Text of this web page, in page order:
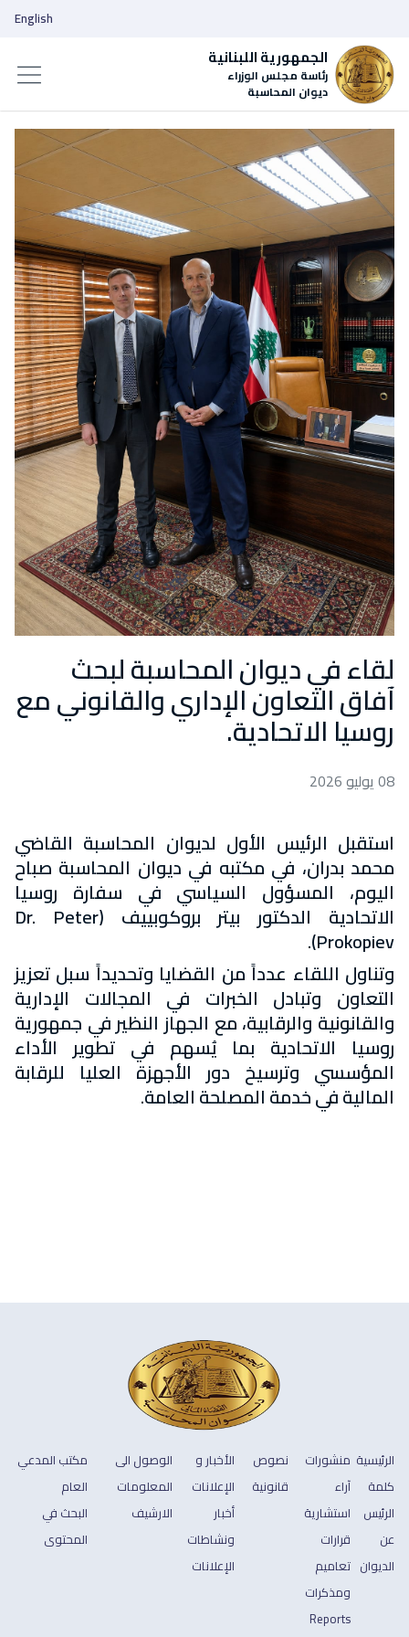
الجمهورية اللبنانية
رئاسة مجلس الوزراء
ديوان المحاسبة
English
لقاء في ديوان المحاسبة لبحث
آفاق التعاون الإداري والقانوني مع
روسيا الاتحادية.
08 يوليو 2026
استقبل الرئيس الأول لديوان المحاسبة القاضي
محمد بدران، في مكتبه في ديوان المحاسبة صباح
اليوم، المسؤول السياسي في سفارة روسيا
الاتحادية الدكتور بيتر بروكوبييف (Dr. Peter
Prokopiev).
وتناول اللقاء عدداً من القضايا وتحديداً سبل تعزيز
التعاون وتبادل الخبرات في المجالات الإدارية
والقانونية والرقابية، مع الجهاز النظير في جمهورية
روسيا الاتحادية بما يُسهم في تطوير الأداء
المؤسسي وترسيخ دور الأجهزة العليا للرقابة
المالية في خدمة المصلحة العامة.
الرئيسية
كلمة
الرئيس
عن
الديوان
منشورات
آراء
استشارية
قرارات
تعاميم
ومذكرات
Reports
نصوص
قانونية
الأخبار و
الإعلانات
أخبار
ونشاطات
الإعلانات
الوصول الى
المعلومات
الارشيف
مكتب المدعي
العام
البحث في
المحتوى